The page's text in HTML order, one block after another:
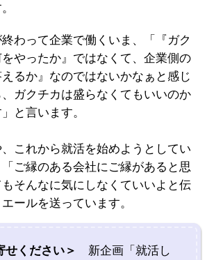
わって企業で働くいま、「『ガク
やったか』ではなくて、企業側の
るか』なのではないかなぁと感じ
ガクチカは盛らなくてもいいのか
と言います。
これから就活を始めようとしてい
ご縁のある会社にご縁があると思
そんなに気にしなくていいよと伝
ールを送っています。
せください＞
新企画「就活し